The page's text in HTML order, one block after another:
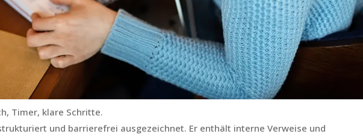
Timer, klare Schritte.
und barrierefrei ausgezeichnet. Er enthält interne Verweise und